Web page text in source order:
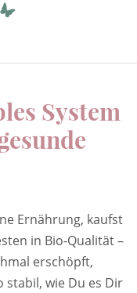
System
Ernährung, kaufst
in Bio-Qualität –
erschöpft,
wie Du es Dir